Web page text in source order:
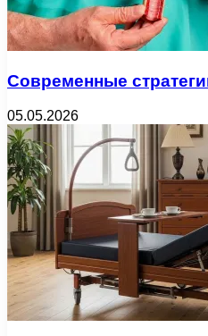
Современные
05.05.2026